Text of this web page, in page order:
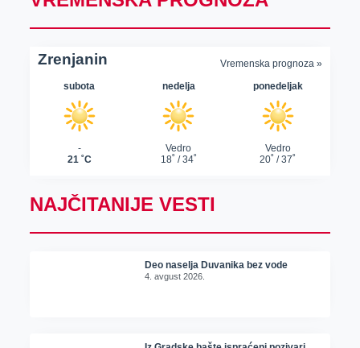
NAJČITANIJE VESTI
Deo naselja Duvanika bez vode
4. avgust 2026.